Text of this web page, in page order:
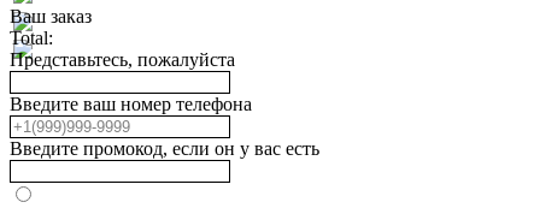
Ваш заказ
Total:
Представьтесь, пожалуйста
Введите ваш номер телефона
Введите промокод, если он у вас есть